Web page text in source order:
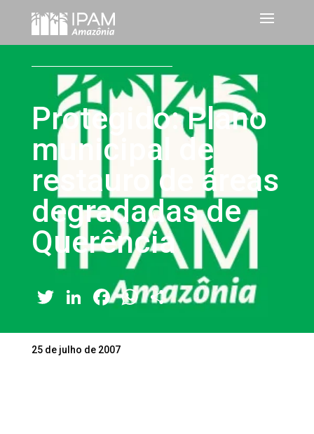
Protegido: Plano
municipal de
restauro de áreas
degradadas de
Querência
Twitter
LinkedIn
Facebook
WhatsApp
Share
25 de julho de 2007